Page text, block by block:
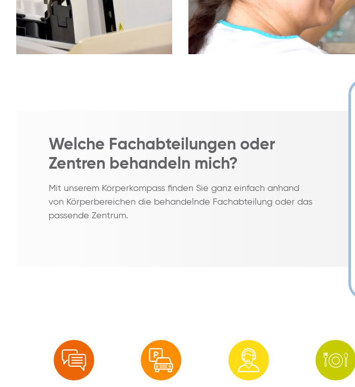
Welche Fachabteilungen oder
Zentren behandeln mich?
Mit unserem Körperkompass finden Sie ganz einfach anhand
von Körperbereichen die behandelnde Fachabteilung oder das
passende Zentrum.